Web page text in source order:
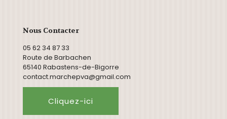
Nous Contacter
05 62 34 87 33
Route de Barbachen
65140 Rabastens-de-Bigorre
contact.marchepva@gmail.com
Cliquez-ici